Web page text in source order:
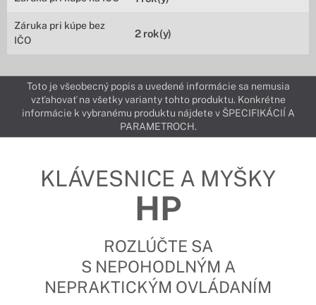
Záruka pri kúpe bez
IČO
2 rok(y)
Toto je všeobecný popis a uvedené informácie sa nemusia
vzťahovať na všetky varianty tohto produktu. Konkrétne
informácie k vybranému produktu nájdete v ŠPECIFIKÁCIÍ A
PARAMETROCH.
KLÁVESNICE A MYŠKY
HP
ROZLÚČTE SA
S NEPOHODLNÝM A
NEPRAKTICKÝM OVLÁDANÍM